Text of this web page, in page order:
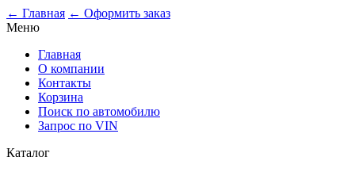
← Главная ← Оформить заказ
Меню
Главная
О компании
Контакты
Корзина
Поиск по автомобилю
Запрос по VIN
Каталог